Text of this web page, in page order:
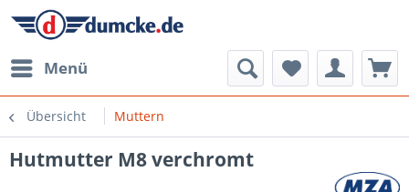
Menü
Übersicht Muttern
Hutmutter M8 verchromt